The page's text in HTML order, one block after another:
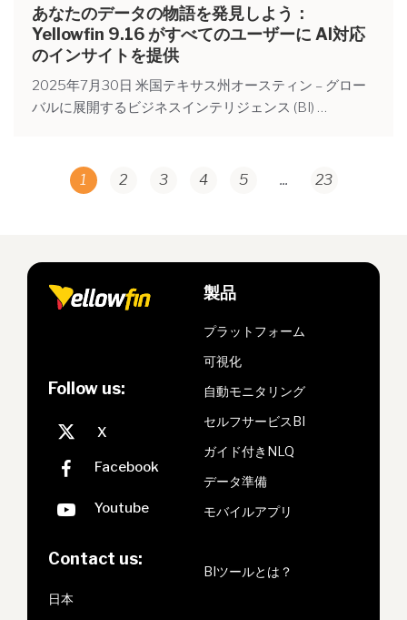
あなたのデータの物語を発見しよう：
Yellowfin 9.16 がすべてのユーザーに AI対応
のインサイトを提供
2025年7月30日 米国テキサス州オースティン – グロー
バルに展開するビジネスインテリジェンス (BI) …
1 2 3 4 5 ... 23
Follow us:
Contact us:
日本
製品
プラットフォーム
可視化
自動モニタリング
セルフサービスBI
ガイド付きNLQ
データ準備
モバイルアプリ
BIツールとは？